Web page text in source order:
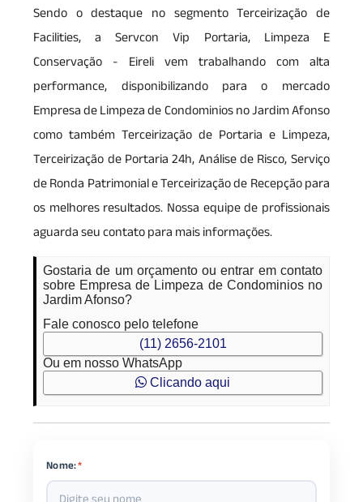
Sendo o destaque no segmento Terceirização de
Facilities, a Servcon Vip Portaria, Limpeza E
Conservação - Eireli vem trabalhando com alta
performance, disponibilizando para o mercado
Empresa de Limpeza de Condominios no Jardim Afonso
como também Terceirização de Portaria e Limpeza,
Terceirização de Portaria 24h, Análise de Risco, Serviço
de Ronda Patrimonial e Terceirização de Recepção para
os melhores resultados. Nossa equipe de profissionais
aguarda seu contato para mais informações.
Gostaria de um orçamento ou entrar em contato
sobre Empresa de Limpeza de Condominios no
Jardim Afonso?
Fale conosco pelo telefone
(11) 2656-2101
Ou em nosso WhatsApp
Clicando aqui
Nome:*